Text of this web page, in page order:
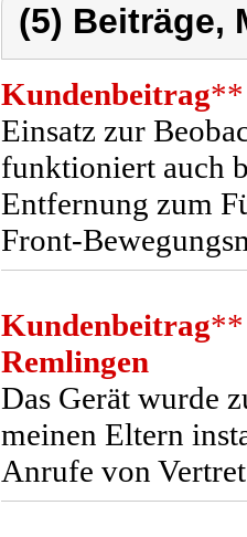
(5) Beiträge,
Kundenbeitrag**
Einsatz zur
funktioniert auch
Entfernung zum
Front-
Kundenbeitrag**
Remlingen
Das Gerät wurde
meinen Eltern
Anrufe von